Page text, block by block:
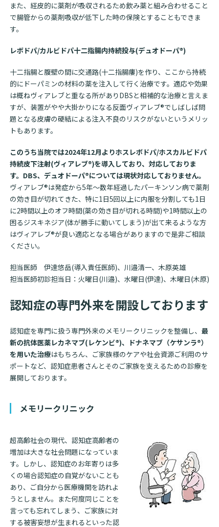
また、経皮的に薬剤が吸収されるため飲み薬と組み合わせること
で腸管からの薬剤吸収が低下した時の保険とすることもできま
す。
レボドパ/カルビドパ十二指腸内持続投与(デュオドーパ®)
十二指腸と腹壁の間に交通路(十二指腸瘻)を作り、ここから持続
的にドーパミンの材料の薬を注入して行く治療です。適応や効果
は概ねヴィアレブと重なる所がありDBSと相補的な治療と言えま
すが、装置がやや大掛かりになる反面ヴィアレブ®でしばしば問
題となる皮膚の硬結による注入不良のリスクがないというメリッ
トもあります。
このうち当院では2024年12月よりホスレボドパ/ホスカルビドパ
持続皮下注射(ヴィアレブ®)を導入しており、対応しておりま
す。DBS、デュオドーパ®については現状対応しておりません。
ヴィアレブ®は発症から5年～数年経過したパーキンソン病で薬剤
の効き目が切れてきた、特に1日5回以上に内服を分割しても1日
に2時間以上のオフ時間(薬の効き目が切れる時間)や1時間以上の
困るジスキネジア(体が勝手に動いてしまう)が出て来るような方
はヴィアレブ®が良い適応となる場合がありますので是非ご相談
ください。
担当医師 伊達悠岳(導入責任医師)、川邉清一、木原英雄
担当医師初診担当日：火曜日(川邉)、水曜日(伊達)、木曜日(木原)
認知症の専門外来を開設しております
認知症を専門に扱う専門外来のメモリークリニックを整備し、 最
新の抗体医薬レカネマブ( レケンビ®)、ドナネマブ（ケサンラ®）
を用いた治療はもちろん、ご家族様のケアや社会資源ご利用のサ
ポートなど、認知症患者さんとそのご家族を支えるための診療を
展開しております。
メモリークリニック
超高齢社会の現代、認知症高齢者の
増加は大きな社会問題になっていま
す。しかし、認知症のお年寄りは多
くの場合認知症の自覚がないことも
あり、ご自分から医療機関を訪れよ
うとしません。また何度同じことを
言っても忘れてしまう、ご家族に対
する被害妄想が生まれるといった認